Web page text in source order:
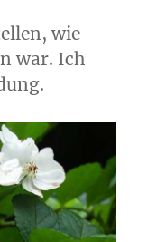
wie
war. Ich